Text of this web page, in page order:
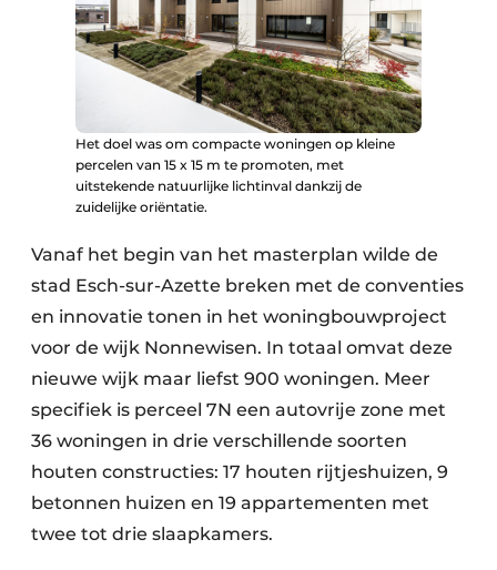
Het doel was om compacte woningen op kleine
percelen van 15 x 15 m te promoten, met
uitstekende natuurlijke lichtinval dankzij de
zuidelijke oriëntatie.
Vanaf het begin van het masterplan wilde de
stad Esch-sur-Azette breken met de conventies
en innovatie tonen in het woningbouwproject
voor de wijk Nonnewisen. In totaal omvat deze
nieuwe wijk maar liefst 900 woningen. Meer
specifiek is perceel 7N een autovrije zone met
36 woningen in drie verschillende soorten
houten constructies: 17 houten rijtjeshuizen, 9
betonnen huizen en 19 appartementen met
twee tot drie slaapkamers.